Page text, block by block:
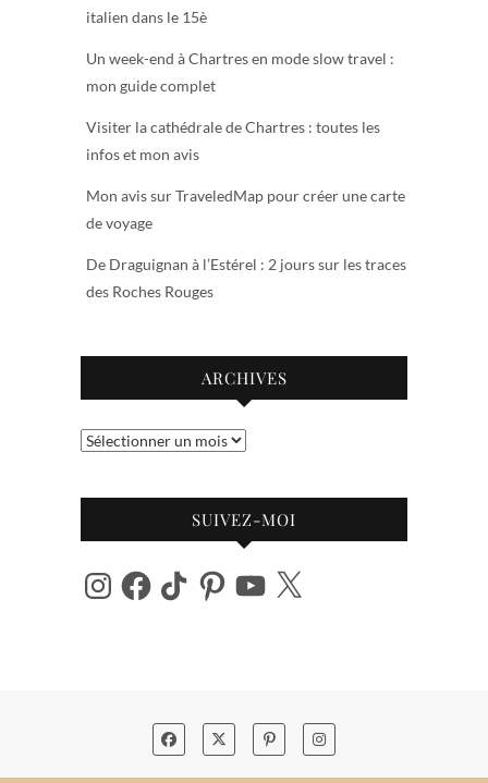
italien dans le 15è
Un week-end à Chartres en mode slow travel :
mon guide complet
Visiter la cathédrale de Chartres : toutes les
infos et mon avis
Mon avis sur TraveledMap pour créer une carte
de voyage
De Draguignan à l’Estérel : 2 jours sur les traces
des Roches Rouges
ARCHIVES
Archives
SUIVEZ-MOI
InstagramFacebook
TikTok PinterestYouTube
X